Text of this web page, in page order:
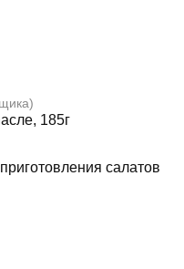
185г
салатов